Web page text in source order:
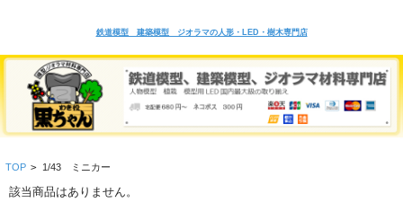
鉄道模型 建築模型 ジオラマの人形・LED・樹木専門店
TOP > 1/43 ミニカー
該当商品はありません。